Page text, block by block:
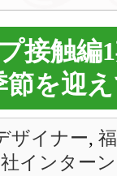
接触編
節を迎
ザイナー,
インターン